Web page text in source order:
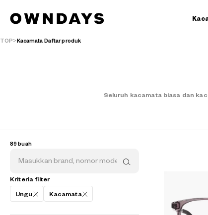
TOP Kacamata Daftar produk
Seluruh kacamata biasa dan
89 buah
Kriteria filter
Ungu Kacamata